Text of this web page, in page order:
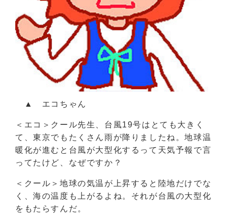
▲ エコちゃん
＜エコ＞クール先生、台風19号はとても大きく
て、東京でもたくさん雨が降りましたね。地球温
暖化が進むと台風が大型化するって天気予報で言
ってたけど、なぜですか？
＜クール＞地球の気温が上昇すると陸地だけでな
く、海の温度も上がるよね。それが台風の大型化
をもたらすんだ。